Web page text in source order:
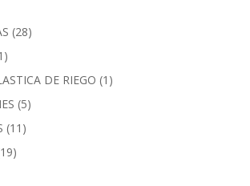
(28)
DE RIEGO (1)
(5)
(11)